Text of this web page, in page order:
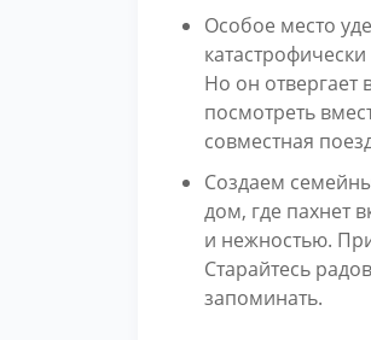
Особое место
Но он
посмотреть
совместная
Создаем
дом, где пахнет
и нежностью.
Старайтесь
запоминать.